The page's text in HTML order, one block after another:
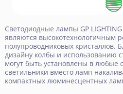
Светодиодные лампы GP
являются высокотехнологичным
полупроводниковых кристаллов.
дизайну колбы и использованию
могут быть установлены в любые
светильники вместо ламп
компактных люминесцентных